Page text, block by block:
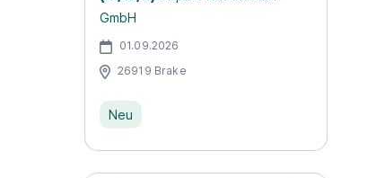
GmbH
01.09.2026
26919 Brake
Neu